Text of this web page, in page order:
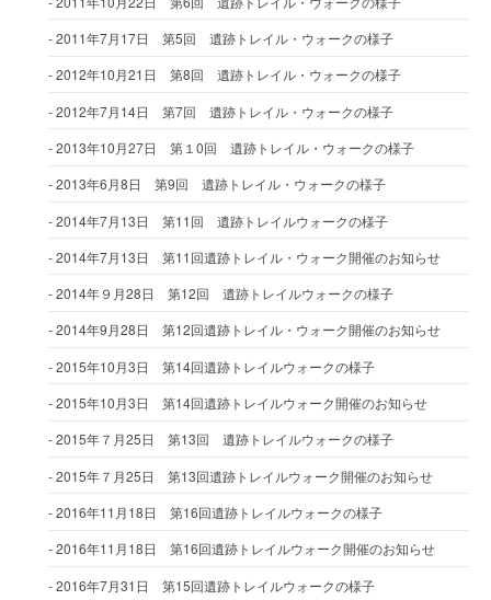
2011年7月17日 第5回 遺跡トレイル・ウォークの様子
2012年10月21日 第8回 遺跡トレイル・ウォークの様子
2012年7月14日 第7回 遺跡トレイル・ウォークの様子
2013年10月27日 第１0回 遺跡トレイル・ウォークの様子
2013年6月8日 第9回 遺跡トレイル・ウォークの様子
2014年7月13日 第11回 遺跡トレイルウォークの様子
2014年7月13日 第11回遺跡トレイル・ウォーク開催のお知らせ
2014年９月28日 第12回 遺跡トレイルウォークの様子
2014年9月28日 第12回遺跡トレイル・ウォーク開催のお知らせ
2015年10月3日 第14回遺跡トレイルウォークの様子
2015年10月3日 第14回遺跡トレイルウォーク開催のお知らせ
2015年７月25日 第13回 遺跡トレイルウォークの様子
2015年７月25日 第13回遺跡トレイルウォーク開催のお知らせ
2016年11月18日 第16回遺跡トレイルウォークの様子
2016年11月18日 第16回遺跡トレイルウォーク開催のお知らせ
2016年7月31日 第15回遺跡トレイルウォークの様子